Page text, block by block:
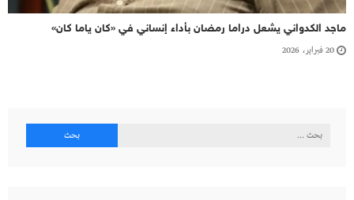
ماجد الكدواني يشعل دراما رمضان بأداء إنساني في «كان ياما كان»
20 فبراير، 2026
البحث